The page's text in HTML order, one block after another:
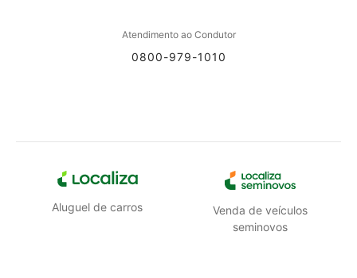
Atendimento ao Condutor
0800-979-1010
Aluguel de carros
Venda de veículos
seminovos